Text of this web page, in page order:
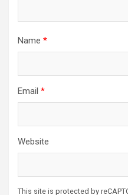
Name *
Email *
Website
This site is protected by